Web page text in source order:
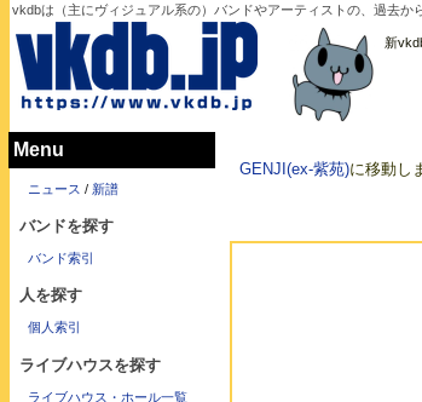
vkdbは（主にヴィジュアル系の）バンドやアーティストの、過去か
新
GENJI(ex-紫苑)に移動し
Menu
ニュース / 新譜
バンドを探す
バンド索引
人を探す
個人索引
ライブハウスを探す
ライブハウス・ホール一覧